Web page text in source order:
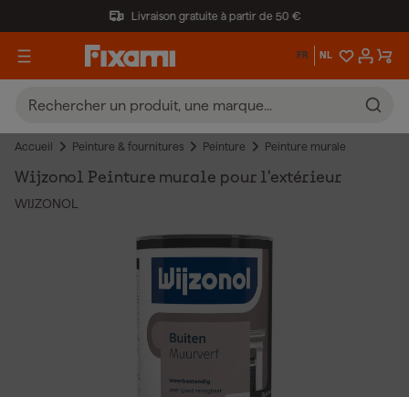
Livraison gratuite à partir de 50 €
FR NL
Accueil Peinture & fournitures Peinture Peinture murale
Wijzonol Peinture murale pour l'extérieur
WIJZONOL